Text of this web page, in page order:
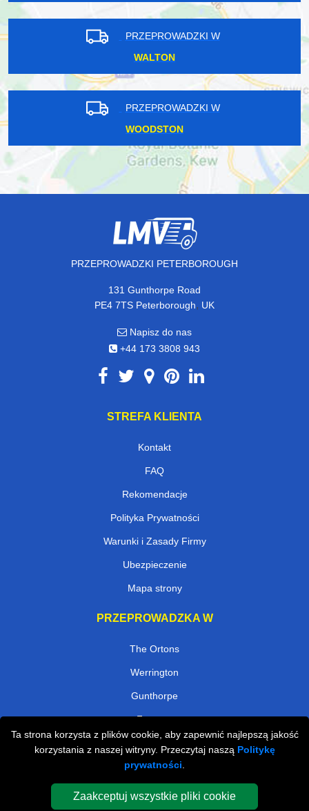
Ta strona korzysta z plików cookie, aby zapewnić najlepszą jakość
korzystania z naszej witryny. Przeczytaj naszą Politykę
prywatności
Zaakceptuj wszystkie pliki cookie
PRZEPROWADZKI W
WALTON
PRZEPROWADZKI W
WOODSTON
PRZEPROWADZKI PETERBOROUGH
131 Gunthorpe Road
PE4 7TS Peterborough, UK
Napisz do nas
+44 173 3808 943
STREFA KLIENTA
Kontakt
FAQ
Rekomendacje
Polityka Prywatności
Warunki i Zasady Firmy
Ubezpieczenie
Mapa strony
PRZEPROWADZKA W
The Ortons
Werrington
Gunthorpe
Fengate
Crowland
Borough Fen
Northborough